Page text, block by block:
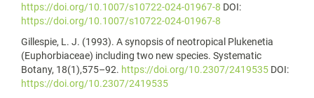
https://doi.org/10.1007/s10722-024-01967-8 DOI:
https://doi.org/10.1007/s10722-024-01967-8
Gillespie, L. J. (1993). A synopsis of neotropical Plukenetia
(Euphorbiaceae) including two new species. Systematic
Botany, 18(1),575–92. https://doi.org/10.2307/2419535 DOI:
https://doi.org/10.2307/2419535